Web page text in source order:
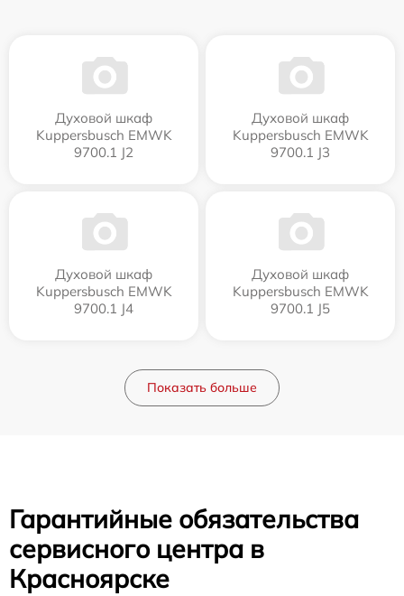
Духовой шкаф
Kuppersbusch EMWK
9700.1 J2
Духовой шкаф
Kuppersbusch EMWK
9700.1 J3
Духовой шкаф
Kuppersbusch EMWK
9700.1 J4
Духовой шкаф
Kuppersbusch EMWK
9700.1 J5
Показать больше
Гарантийные обязательства
сервисного центра в
Красноярске